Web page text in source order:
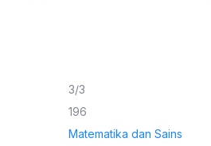
3/3
196
Matematika dan Sains